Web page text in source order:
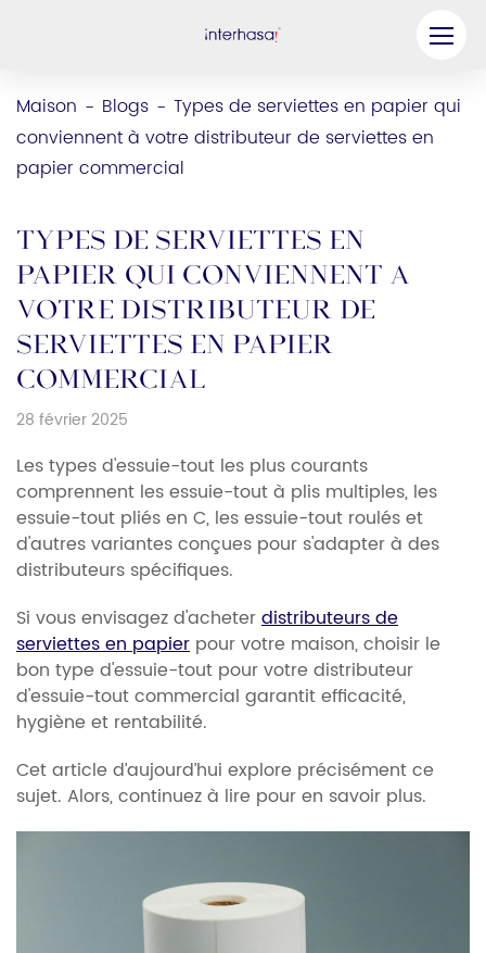
Maison - Blogs - Types de serviettes en papier qui
conviennent à votre distributeur de serviettes en
papier commercial
Types de serviettes en
papier qui conviennent à
votre distributeur de
serviettes en papier
commercial
28 février 2025
Les types d'essuie-tout les plus courants
comprennent les essuie-tout à plis multiples, les
essuie-tout pliés en C, les essuie-tout roulés et
d'autres variantes conçues pour s'adapter à des
distributeurs spécifiques.
Si vous envisagez d'acheterdistributeurs de
serviettes en papier pour votre maison, choisir le
bon type d'essuie-tout pour votre distributeur
d'essuie-tout commercial garantit efficacité,
hygiène et rentabilité.
Cet article d’aujourd’hui explore précisément ce
sujet. Alors, continuez à lire pour en savoir plus.
Produit
Entreprise
Solution
Ressources
Contactez-nous